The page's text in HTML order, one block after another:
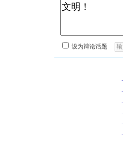
设为辩论话题
·
·
·
·
·
·